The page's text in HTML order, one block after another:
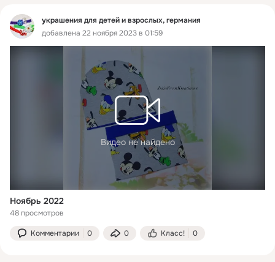
украшения для детей и взрослых, германия
добавлена 22 ноября 2023 в 01:59
Видео не найдено
Ноябрь 2022
48 просмотров
Комментарии 0 0 Класс! 0